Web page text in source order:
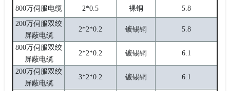
800万伺服电缆 2*0.5 裸铜
5.8
200万伺服双绞
屏蔽电缆
2*2*0.2 镀锡铜 5.8
800万伺服双绞
屏蔽电缆
2*2*0.2 镀锡铜 6.1
200万伺服双绞
屏蔽电缆
3*2*0.2 镀锡铜 6.1